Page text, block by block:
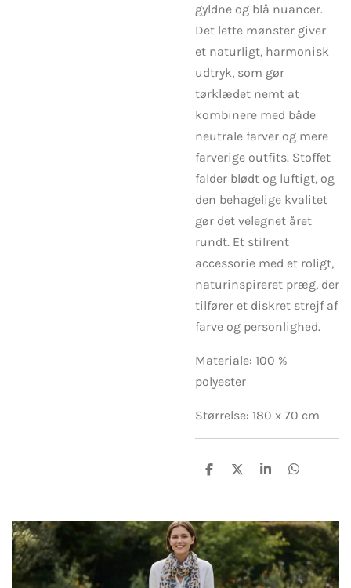
gyldne og blå nuancer.
Det lette mønster giver
et naturligt, harmonisk
udtryk, som gør
tørklædet nemt at
kombinere med både
neutrale farver og mere
farverige outfits. Stoffet
falder blødt og luftigt, og
den behagelige kvalitet
gør det velegnet året
rundt. Et stilrent
accessorie med et roligt,
naturinspireret præg, der
tilfører et diskret strejf af
farve og personlighed.
Materiale: 100 %
polyester
Størrelse: 180 x 70 cm
D
D
D
D